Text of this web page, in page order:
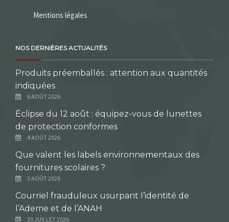
Mentions légales
NOS DERNIÈRES ACTUALITÉS
Produits préemballés : attention aux quantités
indiquées
6 AOÛT 2026
Éclipse du 12 août : équipez-vous de lunettes
de protection conformes
4 AOÛT 2026
Que valent les labels environnementaux des
fournitures scolaires ?
3 AOÛT 2026
Courriel frauduleux usurpant l’identité de
l’Ademe et de l’ANAH
30 JUILLET 2026